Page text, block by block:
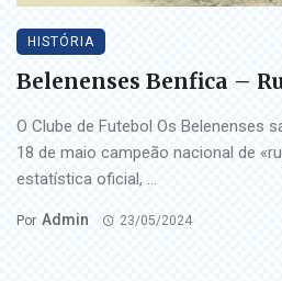
HISTÓRIA
Belenenses Benfica –
O Clube de Futebol Os Belenenses
18 de maio campeão nacional de
estatística oficial, ...
Por Admin 23/05/2024